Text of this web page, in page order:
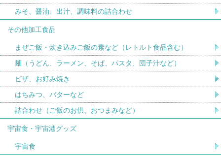
みそ、醤油、出汁、調味料の詰合わせ
その他加工食品
まぜご飯・炊き込みご飯の素など（レトルト食品含む）
麺（うどん、ラーメン、そば、パスタ、団子汁など）
ピザ、お好み焼き
はちみつ、バターなど
詰合わせ（ご飯のお供、おつまみなど）
宇宙食・宇宙港グッズ
宇宙食